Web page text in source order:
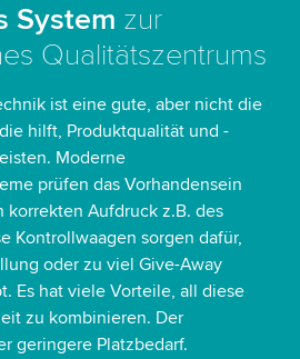
System zur
Qualitätszentrums
ist eine gute, aber nicht die
hilft, Produktqualität und -
Moderne
prüfen das Vorhandensein
Aufdruck z.B. des
Kontrollwaagen sorgen dafür,
oder zu viel Give-Away
Es hat viele Vorteile, all diese
zu kombinieren. Der
geringere Platzbedarf.